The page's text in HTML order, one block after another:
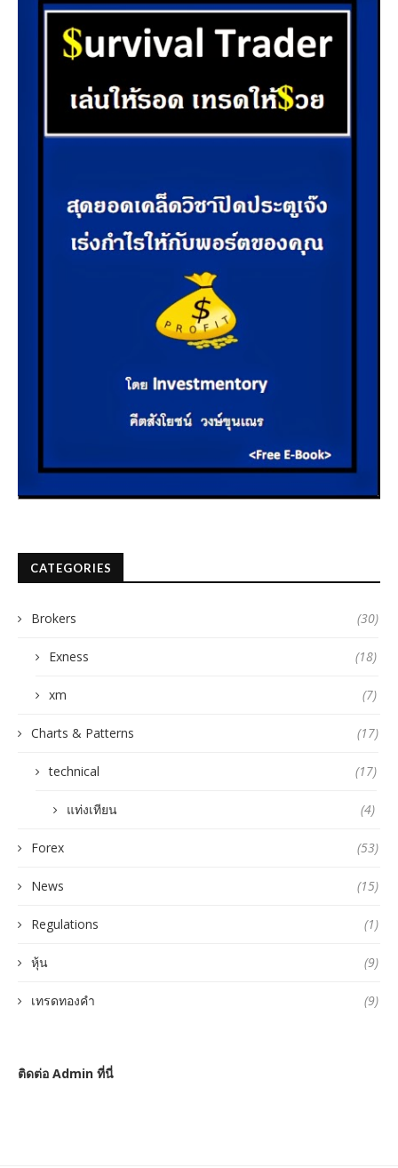
CATEGORIES
Brokers (30)
Exness (18)
xm (7)
Charts & Patterns (17)
technical (17)
แท่งเทียน (4)
Forex (53)
News (15)
Regulations (1)
หุ้น (9)
เทรดทองคำ (9)
ติดต่อ Admin ที่นี่